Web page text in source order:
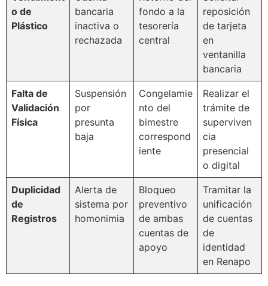
o de
Plástico
bancaria
inactiva o
rechazada
fondo a la
tesorería
central
reposición
de tarjeta
en
ventanilla
bancaria
Falta de
Validación
Física
Suspensión
por
presunta
baja
Congelamie
nto del
bimestre
correspond
iente
Realizar el
trámite de
superviven
cia
presencial
o digital
Duplicidad
de
Registros
Alerta de
sistema por
homonimia
Bloqueo
preventivo
de ambas
cuentas de
apoyo
Tramitar la
unificación
de cuentas
de
identidad
en Renapo